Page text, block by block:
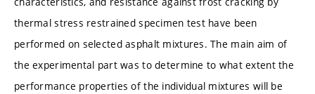
thermal stress restrained specimen test have been
performed on selected asphalt mixtures. The main aim of
the experimental part was to determine to what extent the
performance properties of the individual mixtures will be